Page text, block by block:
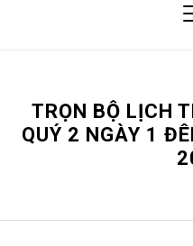
TRỌN BỘ LỊCH
QUÝ 2 NGÀY 1